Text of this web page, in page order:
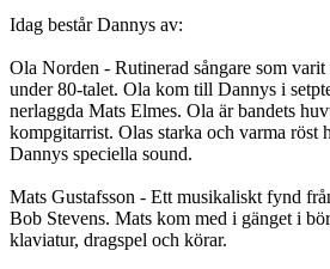
Idag består Dannys av:
Ola Norden - Rutinerad sångare som
under 80-talet. Ola kom till Dannys i
nerlaggda Mats Elmes. Ola är bandets
kompgitarrist. Olas starka och varma röst
Dannys speciella sound.
Mats Gustafsson - Ett musikaliskt fynd
Bob Stevens. Mats kom med i gänget i
klaviatur, dragspel och körar.